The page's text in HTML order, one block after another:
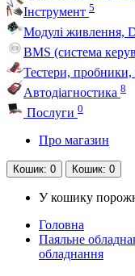
Інструмент 5
Модулі живлення,
BMS (система
Тестери, пробники,
Автодіагностика 8
Послуги 0
Про магазин
Кошик: 0 Кошик: 0
У кошику
Головна
Паяльне
обладнання